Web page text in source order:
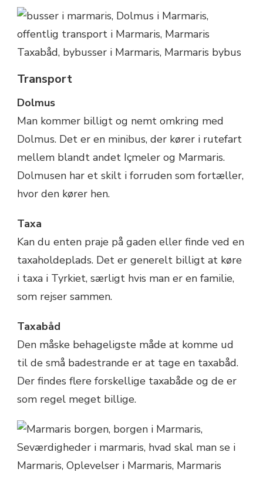
Transport
Dolmus
Man kommer billigt og nemt omkring med
Dolmus. Det er en minibus, der kører i rutefart
mellem blandt andet Içmeler og Marmaris.
Dolmusen har et skilt i forruden som fortæller,
hvor den kører hen.
Taxa
Kan du enten praje på gaden eller finde ved en
taxaholdeplads. Det er generelt billigt at køre
i taxa i Tyrkiet, særligt hvis man er en familie,
som rejser sammen.
Taxabåd
Den måske behageligste måde at komme ud
til de små badestrande er at tage en taxabåd.
Der findes flere forskellige taxabåde og de er
som regel meget billige.